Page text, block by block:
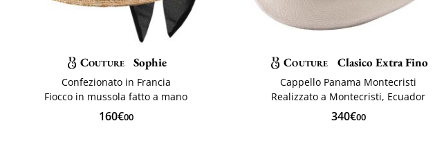
Couture Sophie
Confezionato in Francia
Fiocco in mussola fatto a mano
160€00
Couture Clasico Extra Fino
Cappello Panama Montecristi
Realizzato a Montecristi, Ecuador
340€00